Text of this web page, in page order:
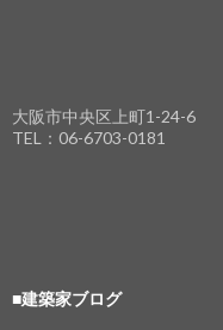
大阪市中央区上町1-24-6
TEL：06-6703-0181
■建築家ブログ